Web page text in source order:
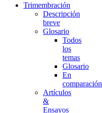
Trimembración
Descripción
breve
Glosario
Todos
los
temas
Glosario
En
comparación
Artículos
&
Ensayos